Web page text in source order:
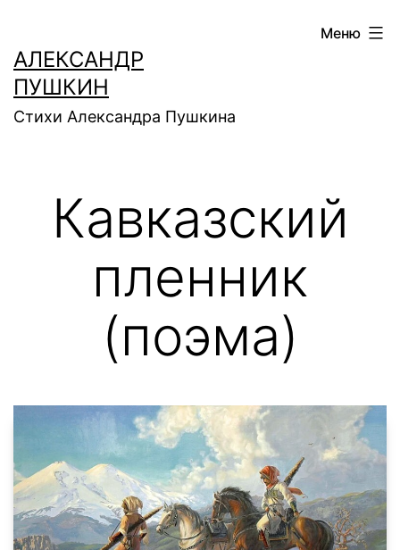
содержимому
АЛЕКСАНДР
ПУШКИН
Стихи Александра Пушкина
Меню
Кавказский
пленник
(поэма)